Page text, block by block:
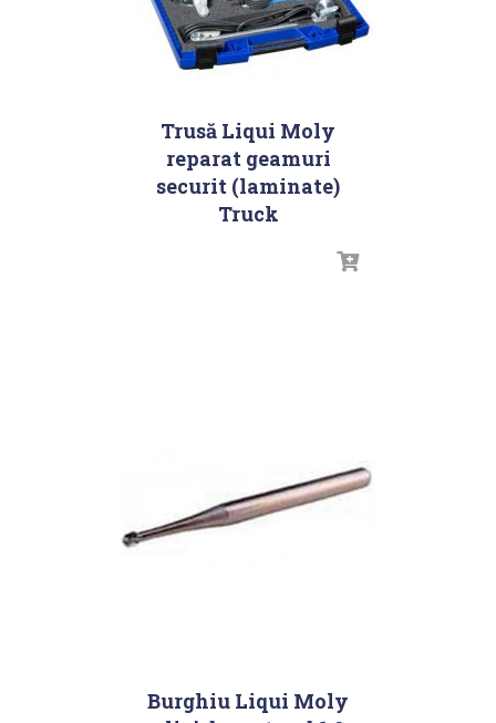
Trusă Liqui Moly
reparat geamuri
securit (laminate)
Truck
Burghiu Liqui Moly